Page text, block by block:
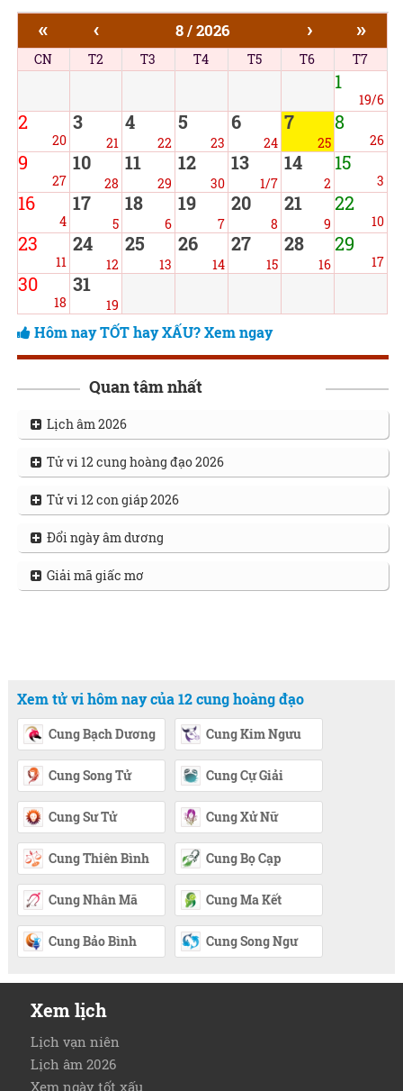
« ‹ 8 / 2026 › »
CN T2 T3 T4 T5 T6 T7
1
19/6
2
20
3
21
4
22
5
23
6
24
7
25
8
26
9
27
10
28
11
29
12
30
13
1/7
14
2
15
3
16
4
17
5
18
6
19
7
20
8
21
9
22
10
23
11
24
12
25
13
26
14
27
15
28
16
29
17
30
18
31
19
Hôm nay TỐT hay XẤU? Xem ngay
Quan tâm nhất
Lịch âm 2026
Tử vi 12 cung hoàng đạo 2026
Tử vi 12 con giáp 2026
Đổi ngày âm dương
Giải mã giấc mơ
Xem tử vi hôm nay của 12 cung hoàng đạo
Cung Bạch Dương Cung Kim Ngưu
Cung Song Tử Cung Cự Giải
Cung Sư Tử Cung Xử Nữ
Cung Thiên Bình Cung Bọ Cạp
Cung Nhân Mã Cung Ma Kết
Cung Bảo Bình Cung Song Ngư
Xem lịch
Lịch vạn niên
Lịch âm 2026
Xem ngày tốt xấu